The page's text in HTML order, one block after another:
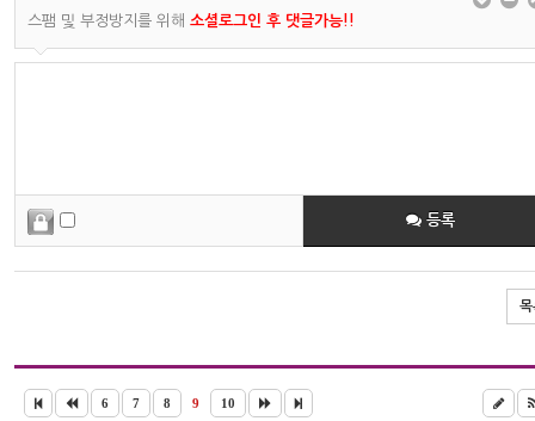
스팸 및 부정방지를 위해 소셜로그인 후 댓글가능!!
등록
목
6 7 8 9 10